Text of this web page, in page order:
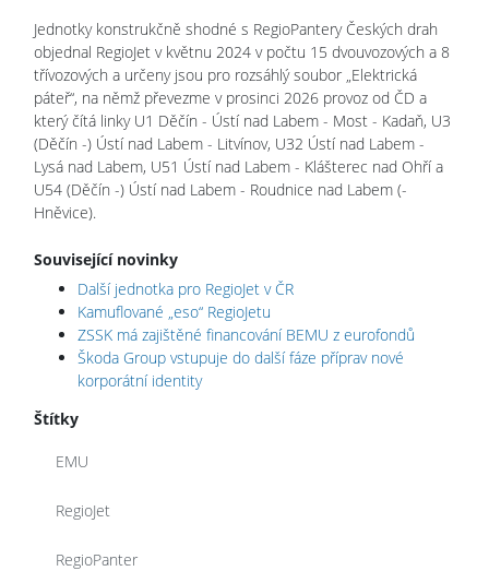
Jednotky konstrukčně shodné s RegioPantery Českých drah
objednal RegioJet v květnu 2024 v počtu 15 dvouvozových a 8
třívozových a určeny jsou pro rozsáhlý soubor „Elektrická
páteř“, na němž převezme v prosinci 2026 provoz od ČD a
který čítá linky U1 Děčín - Ústí nad Labem - Most - Kadaň, U3
(Děčín -) Ústí nad Labem - Litvínov, U32 Ústí nad Labem -
Lysá nad Labem, U51 Ústí nad Labem - Klášterec nad Ohří a
U54 (Děčín -) Ústí nad Labem - Roudnice nad Labem (-
Hněvice).
Související novinky
Další jednotka pro RegioJet v ČR
Kamuflované „eso“ RegioJetu
ZSSK má zajištěné financování BEMU z eurofondů
Škoda Group vstupuje do další fáze příprav nové
korporátní identity
Štítky
EMU
RegioJet
RegioPanter